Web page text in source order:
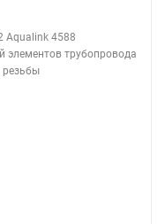
Aqualink 4588
элементов трубопровода
резьбы